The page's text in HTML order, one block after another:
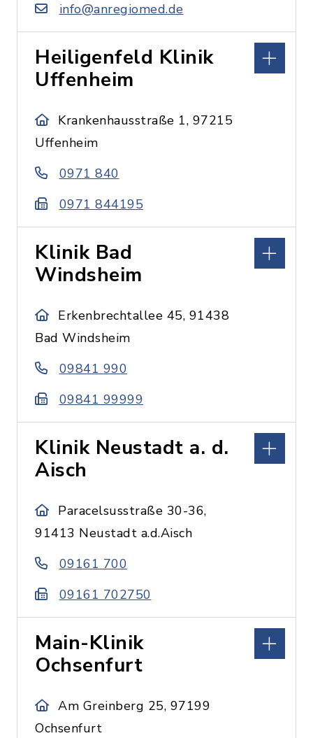
info@anregiomed.de
Heiligenfeld Klinik
Uffenheim
Krankenhausstraße 1, 97215
Uffenheim
0971 840
0971 844195
Klinik Bad
Windsheim
Erkenbrechtallee 45, 91438
Bad Windsheim
09841 990
09841 99999
Klinik Neustadt a. d.
Aisch
Paracelsusstraße 30-36,
91413 Neustadt a.d.Aisch
09161 700
09161 702750
Main-Klinik
Ochsenfurt
Am Greinberg 25, 97199
Ochsenfurt